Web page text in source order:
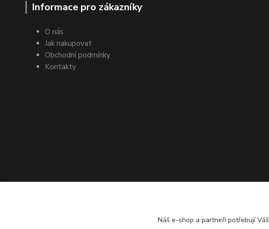
Informace pro zákazníky
O nás
Jak nakupovat
Obchodní podmínky
Kontakty
Náš e-shop a partneři potřebují Váš